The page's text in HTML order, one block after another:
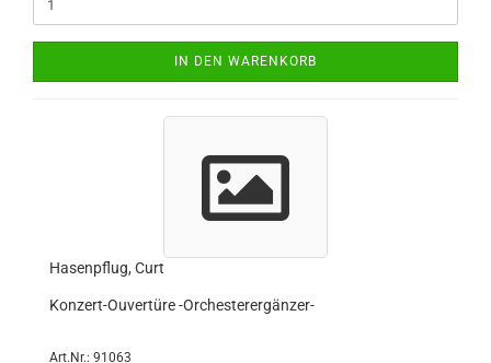
IN DEN WARENKORB
Hasenpflug, Curt
Konzert-Ouvertüre -Orchesterergänzer-
Art.Nr.: 91063